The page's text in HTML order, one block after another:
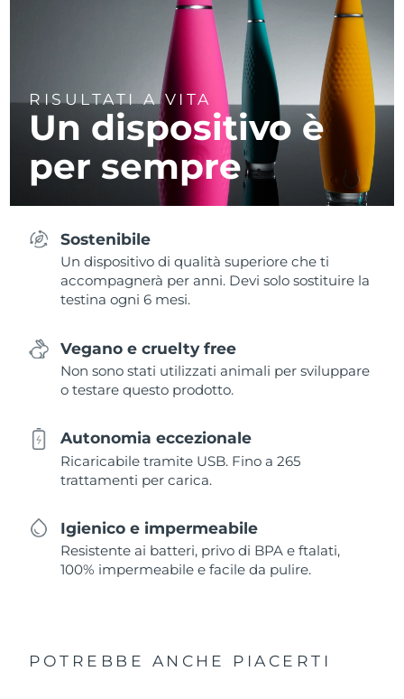
RISULTATI A VITA
Un dispositivo è
per sempre
Sostenibile
Un dispositivo di qualità superiore che ti
accompagnerà per anni. Devi solo sostituire la
testina ogni 6 mesi.
Vegano e cruelty free
Non sono stati utilizzati animali per sviluppare
o testare questo prodotto.
Autonomia eccezionale
Ricaricabile tramite USB. Fino a 265
trattamenti per carica.
Igienico e impermeabile
Resistente ai batteri, privo di BPA e ftalati,
100% impermeabile e facile da pulire.
POTREBBE ANCHE PIACERTI